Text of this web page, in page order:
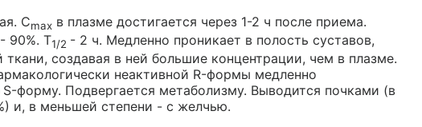
Cmax в плазме достигается через 1-2 ч после приема.
90%. T1/2 - 2 ч. Медленно проникает в полость суставов,
создавая в ней большие концентрации, чем в плазме.
неактивной R-формы медленно
форму. Подвергается метаболизму. Выводится почками (в
и, в меньшей степени - с желчью.